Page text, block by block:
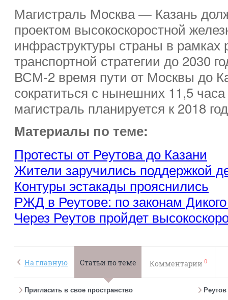
Магистраль Москва — Казань
проектом высокоскоростной
инфраструктуры страны в
транспортной стратегии до 2030
ВСМ-2 время пути от Москвы до
сократиться с нынешних 11,5
магистраль планируется к 2018
Материалы по теме:
Протесты от Реутова до Казани
Жители заручились поддержкой
Контуры эстакады прояснились
РЖД в Реутове: по законам
Через Реутов пройдет
На главную Статьи по теме Комментарии 0
Пригласить в свое пространство